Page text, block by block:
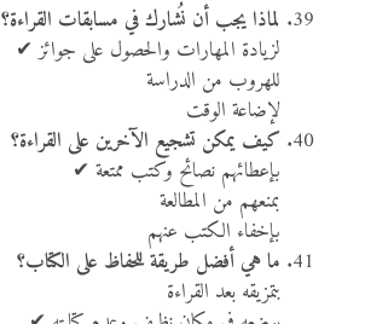
لماذا يجب أن نُشارك في مسابقات القراءة؟
لزيادة المهارات والحصول على جوائز ✔
للهروب من الدراسة
لإضاعة الوقت
كيف يمكن تشجيع الآخرين على القراءة؟
بإعطائهم نصائح وكتب ممتعة ✔
بمنعهم من المطالعة
بإخفاء الكتب عنهم
ما هي أفضل طريقة للحفاظ على الكتاب؟
بتمزيقه بعد القراءة